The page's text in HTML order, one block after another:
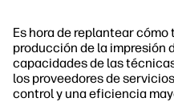
Es hora de replantear cómo
producción de la impresión
capacidades de las
los proveedores de
control y una eficiencia